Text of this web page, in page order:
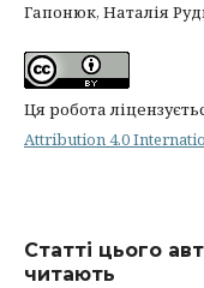
Гапонюк, Наталія
Ця робота
Attribution 4.0
Статті цього
читають